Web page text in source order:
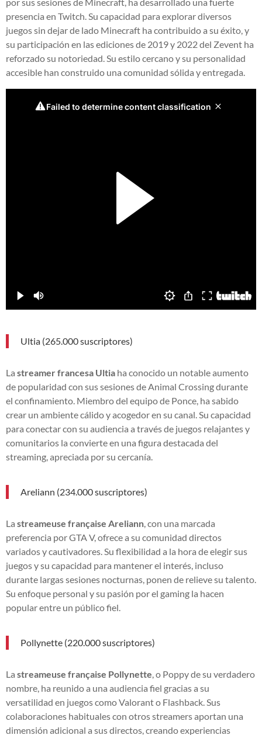
presencia en Twitch. Su capacidad para explorar diversos
juegos sin dejar de lado Minecraft ha contribuido a su éxito, y
su participación en las ediciones de 2019 y 2022 del Zevent ha
reforzado su notoriedad. Su estilo cercano y su personalidad
accesible han construido una comunidad sólida y entregada.
Ultia (265.000 suscriptores)
La streamer francesa Ultia ha conocido un notable aumento
de popularidad con sus sesiones de Animal Crossing durante
el confinamiento. Miembro del equipo de Ponce, ha sabido
crear un ambiente cálido y acogedor en su canal. Su capacidad
para conectar con su audiencia a través de juegos relajantes y
comunitarios la convierte en una figura destacada del
streaming, apreciada por su cercanía.
Areliann (234.000 suscriptores)
La streameuse française Areliann , con una marcada
preferencia por GTA V, ofrece a su comunidad directos
variados y cautivadores. Su flexibilidad a la hora de elegir sus
juegos y su capacidad para mantener el interés, incluso
durante largas sesiones nocturnas, ponen de relieve su talento.
Su enfoque personal y su pasión por el gaming la hacen
popular entre un público fiel.
Pollynette (220.000 suscriptores)
La streameuse française Pollynette , o Poppy de su verdadero
nombre, ha reunido a una audiencia fiel gracias a su
versatilidad en juegos como Valorant o Flashback. Sus
colaboraciones habituales con otros streamers aportan una
dimensión adicional a sus directos, creando experiencias